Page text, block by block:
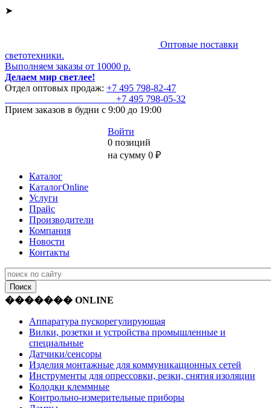
➤
Оптовые поставки
светотехники.
Выполняем заказы от 10000 р.
Делаем мир светлее!
Отдел оптовых продаж: +7 495 798-82-47
+7 495 798-05-32
Прием заказов в будни с 9:00 до 19:00
Войти
0 позиций
на сумму 0 ₽
Каталог
КаталогOnline
Услуги
Прайс
Производители
Компания
Новости
Контакты
������� ONLINE
Аппаратура пускорегулирующая
Вилки, розетки и устройства промышленные и
специальные
Датчики/сенсоры
Изделия монтажные для коммуникационных сетей
Инструменты для опрессовки, резки, снятия изоляции
Колодки клеммные
Контрольно-измерительные приборы